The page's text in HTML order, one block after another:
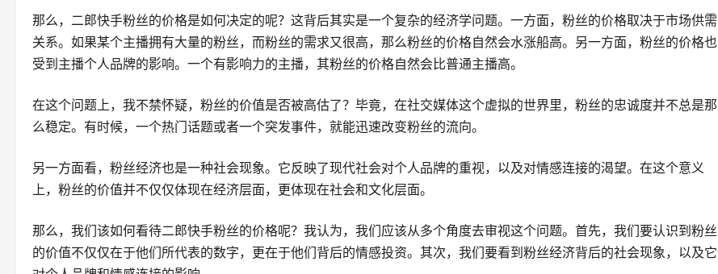
那么，二郎快手粉丝的价格是如何决定的呢？这背后其实是一个复杂的经济学问题。一方面，粉丝的价格取决于市场供需
关系。如果某个主播拥有大量的粉丝，而粉丝的需求又很高，那么粉丝的价格自然会水涨船高。另一方面，粉丝的价格也
受到主播个人品牌的影响。一个有影响力的主播，其粉丝的价格自然会比普通主播高。
在这个问题上，我不禁怀疑，粉丝的价值是否被高估了？毕竟，在社交媒体这个虚拟的世界里，粉丝的忠诚度并不总是那
么稳定。有时候，一个热门话题或者一个突发事件，就能迅速改变粉丝的流向。
另一方面看，粉丝经济也是一种社会现象。它反映了现代社会对个人品牌的重视，以及对情感连接的渴望。在这个意义
上，粉丝的价值并不仅仅体现在经济层面，更体现在社会和文化层面。
那么，我们该如何看待二郎快手粉丝的价格呢？我认为，我们应该从多个角度去审视这个问题。首先，我们要认识到粉丝
的价值不仅仅在于他们所代表的数字，更在于他们背后的情感投资。其次，我们要看到粉丝经济背后的社会现象，以及它